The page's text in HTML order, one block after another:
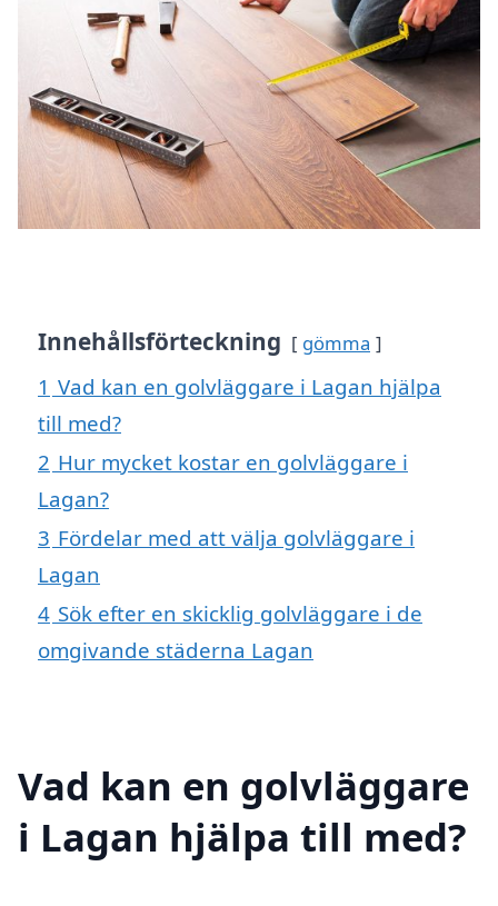
Innehållsförteckning gömma
1 Vad kan en golvläggare i Lagan hjälpa
till med?
2 Hur mycket kostar en golvläggare i
Lagan?
3 Fördelar med att välja golvläggare i
Lagan
4 Sök efter en skicklig golvläggare i de
omgivande städerna Lagan
Vad kan en golvläggare
i Lagan hjälpa till med?